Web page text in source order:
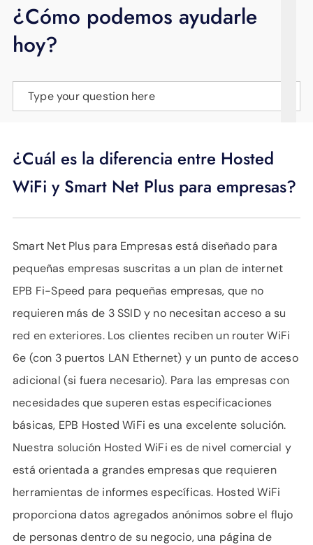
BLOG
APOYO
¿Cómo podemos ayudarle
hoy?
Type your question here
¿Cuál es la diferencia entre Hosted
WiFi y Smart Net Plus para empresas?
Smart Net Plus para Empresas está diseñado para
pequeñas empresas suscritas a un plan de internet
EPB Fi-Speed ​​para pequeñas empresas, que no
requieren más de 3 SSID y no necesitan acceso a su
red en exteriores. Los clientes reciben un router WiFi
6e (con 3 puertos LAN Ethernet) y un punto de acceso
adicional (si fuera necesario). Para las empresas con
necesidades que superen estas especificaciones
básicas, EPB Hosted WiFi es una excelente solución.
Nuestra solución Hosted WiFi es de nivel comercial y
está orientada a grandes empresas que requieren
herramientas de informes específicas. Hosted WiFi
proporciona datos agregados anónimos sobre el flujo
de personas dentro de su negocio, una página de